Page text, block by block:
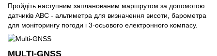
Пройдіть наступним запланованим маршрутом за допомогою
датчиків ABC - альтиметра для визначення висоти, барометра
для моніторингу погоди і 3-осьового електронного компасу.
MULTI-GNSS